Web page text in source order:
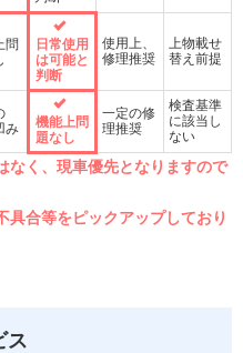
問
日常使用
は可能と
判断
使用上、
修理推奨
上物載せ
替え前提
み
機能上問
題なし
一定の修
理推奨
検査基準
に該当し
ない
く、現車優先となりますので
合等をピックアップしており
ス